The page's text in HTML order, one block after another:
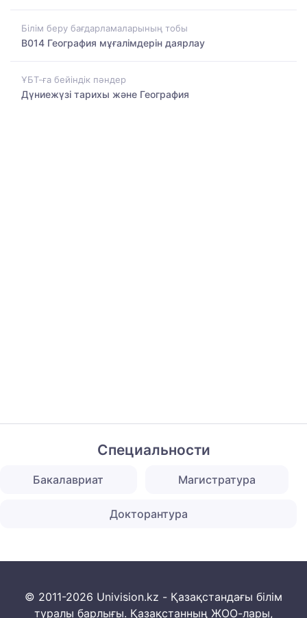
Білім беру бағдарламаларының тобы
B014 География мұғалімдерін даярлау
ҰБТ-ға бейіндік пәндер
Дүниежүзі тарихы және География
Специальности
Бакалавриат Магистратура
Докторантура
© 2011-2026 Univision.kz - Қазақстандағы білім
туралы барлығы. Қазақстанның ЖОО-лары,